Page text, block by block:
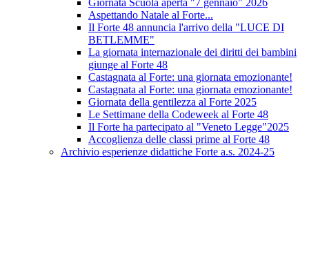
Giornata Scuola aperta "7 gennaio" 2026
Aspettando Natale al Forte...
Il Forte 48 annuncia l'arrivo della "LUCE DI
BETLEMME"
La giornata internazionale dei diritti dei bambini
giunge al Forte 48
Castagnata al Forte: una giornata emozionante!
Castagnata al Forte: una giornata emozionante!
Giornata della gentilezza al Forte 2025
Le Settimane della Codeweek al Forte 48
Il Forte ha partecipato al "Veneto Legge"2025
Accoglienza delle classi prime al Forte 48
Archivio esperienze didattiche Forte a.s. 2024-25